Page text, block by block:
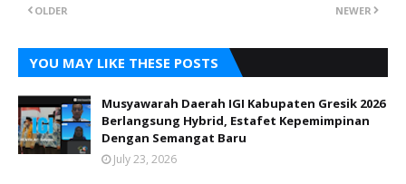
NEWER
OLDER
YOU MAY LIKE THESE POSTS
Musyawarah Daerah IGI Kabupaten Gresik 2026
Berlangsung Hybrid, Estafet Kepemimpinan
Dengan Semangat Baru
July 23, 2026